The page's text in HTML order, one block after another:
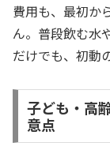
費用も、最初か
ん。普段飲む水
だけでも、初動
子ども・高
意点